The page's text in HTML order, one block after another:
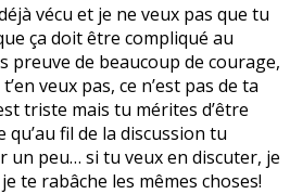
vécu et je ne veux pas que tu
ça doit être compliqué au
preuve de beaucoup de courage,
veux pas, ce n’est pas de ta
triste mais tu mérites d’être
qu’au fil de la discussion tu
un peu… si tu veux en discuter, je
te rabâche les mêmes choses!